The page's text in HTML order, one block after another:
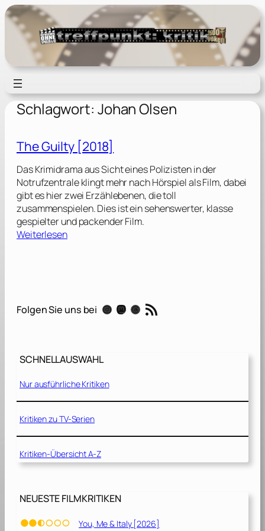
Zum
Inhalt
springen
Schlagwort: Johan Olsen
The Guilty [2018]
Das Krimidrama aus Sicht eines Polizisten in der
Notrufzentrale klingt mehr nach Hörspiel als Film, dabei
gibt es hier zwei Erzählebenen, die toll
zusammenspielen. Dies ist ein sehenswerter, klasse
gespielter und packender Film.
Weiterlesen:
i
[
0
1
8
Folgen Sie uns bei Instagram Mastodon Threads RSS-Feed
SCHNELLAUSWAHL
Nur ausführliche Kritiken
Kritiken zu TV-Serien
Kritiken-Übersicht A-Z
NEUESTE FILMKRITIKEN
You, Me & Italy [2026]